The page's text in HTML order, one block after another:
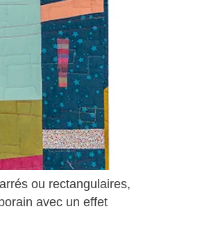
ou rectangulaires,
avec un effet